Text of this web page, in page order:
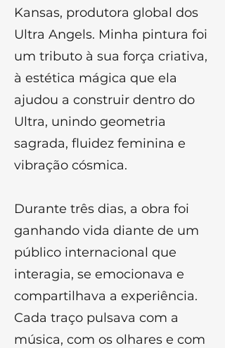
Kansas, produtora global dos
Ultra Angels. Minha pintura foi
um tributo à sua força criativa,
à estética mágica que ela
ajudou a construir dentro do
Ultra, unindo geometria
sagrada, fluidez feminina e
vibração cósmica.
Durante três dias, a obra foi
ganhando vida diante de um
público internacional que
interagia, se emocionava e
compartilhava a experiência.
Cada traço pulsava com a
música, com os olhares e com